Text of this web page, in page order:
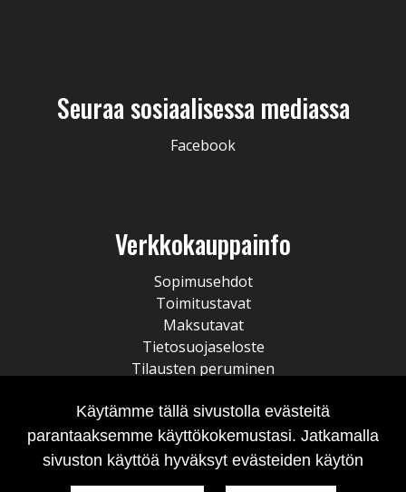
Seuraa sosiaalisessa mediassa
Facebook
Verkkokauppainfo
Sopimusehdot
Toimitustavat
Maksutavat
Tietosuojaseloste
Tilausten peruminen
Käytämme tällä sivustolla evästeitä
parantaaksemme käyttökokemustasi. Jatkamalla
sivuston käyttöä hyväksyt evästeiden käytön